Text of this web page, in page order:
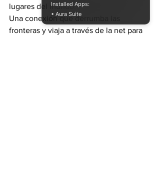
lugares del mundo.
Una conexión que derrumba las
fronteras y viaja a través de la net para
Installed Apps:
• Aura Suite